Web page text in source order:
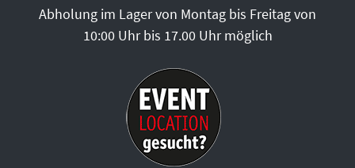
Abholung im Lager von Montag bis Freitag von
10:00 Uhr bis 17.00 Uhr möglich